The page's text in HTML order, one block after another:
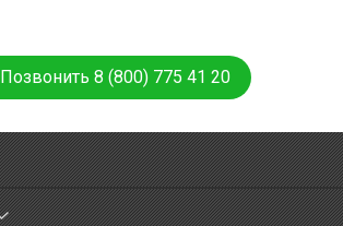
Позвонить 8 (800) 775 41 20